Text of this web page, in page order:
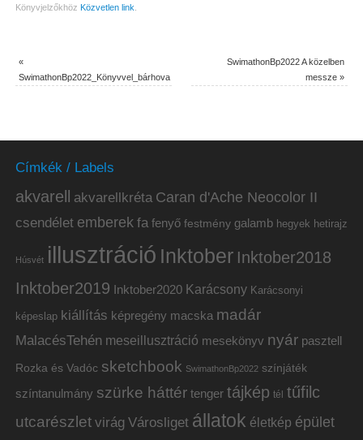
Könyvjelzőkhöz Közvetlen link
«
SwimathonBp2022_Könyvvel_bárhova
SwimathonBp2022 A közelben
messze»
Címkék / Labels
akvarell akvarellkréta Caran d'Ache Neocolor II
csendélet emberek fa fenyő festmény galamb hegyek hetirajz
Húsvét illusztráció Inktober Inktober2018
Inktober2019 Inktober2020 Karácsony Karácsonyi
képeslap kiállítás képregény macska madár
MalacésTehén meseillusztráció mesekönyv nyár pasztell
Rozka és Vadóc sketchbook SwimathonBp2022 színjáték
színtanulmány szürke háttér tenger tájkép tél tűfilc
utcarészlet virág Városliget állatok életkép épület